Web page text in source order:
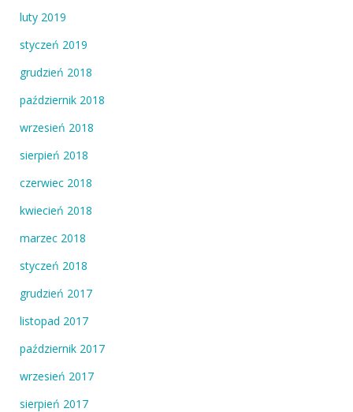
luty 2019
styczeń 2019
grudzień 2018
październik 2018
wrzesień 2018
sierpień 2018
czerwiec 2018
kwiecień 2018
marzec 2018
styczeń 2018
grudzień 2017
listopad 2017
październik 2017
wrzesień 2017
sierpień 2017